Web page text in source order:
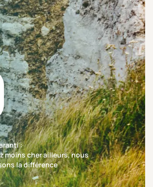
:
moins cher ailleurs, nous
la différence